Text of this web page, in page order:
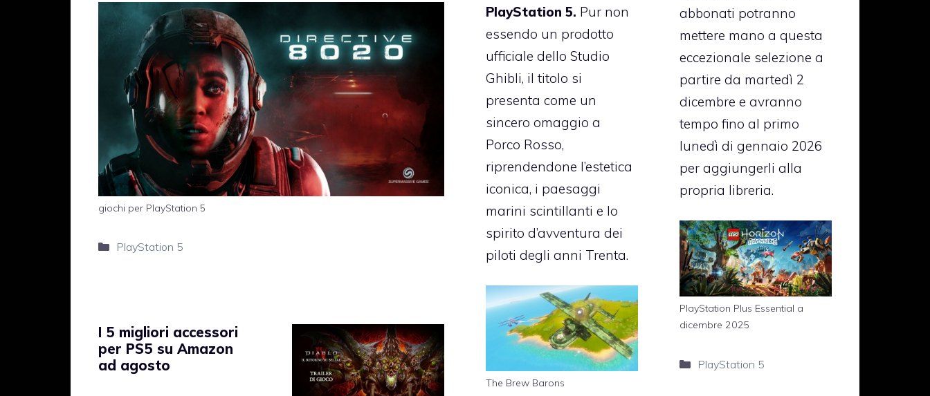
giochi per PlayStation 5
Categorie
PlayStation 5
PlayStation 5. Pur non
essendo un prodotto
ufficiale dello Studio
Ghibli, il titolo si
presenta come un
sincero omaggio a
Porco Rosso,
riprendendone l’estetica
iconica, i paesaggi
marini scintillanti e lo
spirito d’avventura dei
piloti degli anni Trenta.
The Brew Barons
abbonati potranno
mettere mano a questa
eccezionale selezione a
partire da martedì 2
dicembre e avranno
tempo fino al primo
lunedì di gennaio 2026
per aggiungerli alla
propria libreria.
PlayStation Plus Essential a
dicembre 2025
Categorie
PlayStation 5
I 5 migliori accessori
per PS5 su Amazon
ad agosto